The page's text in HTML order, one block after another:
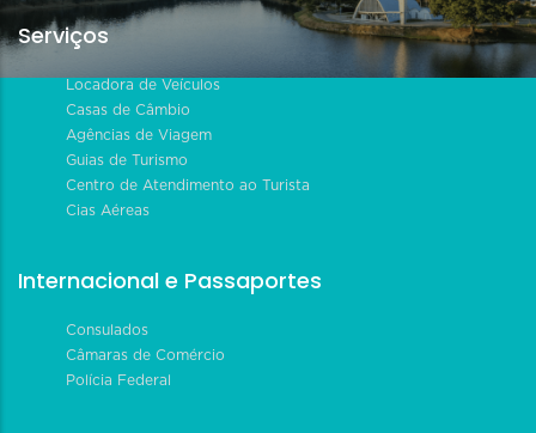
Serviços
Locadora de Veículos
Casas de Câmbio
Agências de Viagem
Guias de Turismo
Centro de Atendimento ao Turista
Cias Aéreas
Internacional e Passaportes
Consulados
Câmaras de Comércio
Polícia Federal